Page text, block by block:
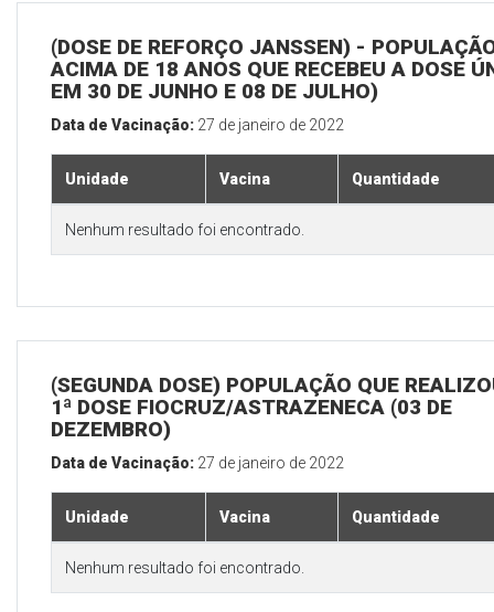
(DOSE DE REFORÇO JANSSEN) -
ACIMA DE 18 ANOS QUE RECEBEU A DOSE
EM 30 DE JUNHO E 08 DE JULHO)
Data de Vacinação: 27 de janeiro de 2022
Unidade Vacina Quantidade
Nenhum resultado foi encontrado.
(SEGUNDA DOSE) POPULAÇÃO QUE
1ª DOSE FIOCRUZ/ASTRAZENECA (03 DE
DEZEMBRO)
Data de Vacinação: 27 de janeiro de 2022
Unidade Vacina Quantidade
Nenhum resultado foi encontrado.